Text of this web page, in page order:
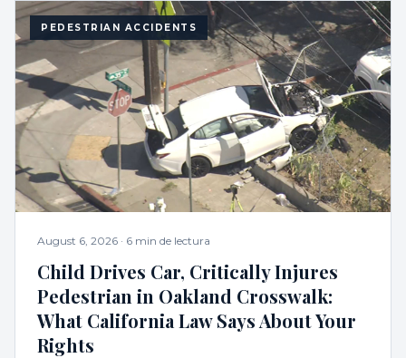
PEDESTRIAN ACCIDENTS
August 6, 2026 · 6 min de lectura
Child Drives Car, Critically Injures
Pedestrian in Oakland Crosswalk:
What California Law Says About Your
Rights